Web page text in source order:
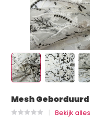
Mesh
Bekijk